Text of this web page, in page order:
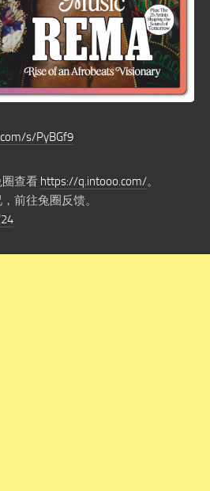
s/PyBGf9
查看 https://q.intooo.com/。
前往兔圈反馈。